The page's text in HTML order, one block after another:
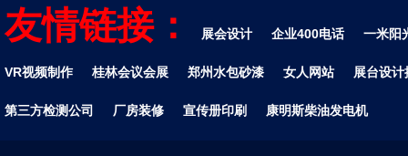
友情链接： 展会设计 企业400电话 一米阳
VR视频制作 桂林会议会展 郑州水包砂漆 女人网站 展台设计
第三方检测公司 厂房装修 宣传册印刷 康明斯柴油发电机